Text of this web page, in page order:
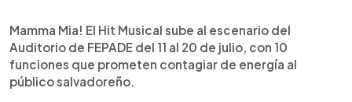
Mamma Mia! El Hit Musical sube al escenario del
Auditorio de FEPADE del 11 al 20 de julio, con 10
funciones que prometen contagiar de energía al
público salvadoreño.